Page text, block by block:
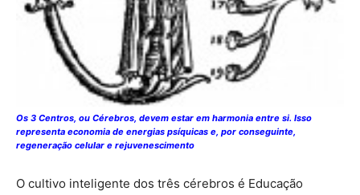
Os 3 Centros, ou Cérebros, devem estar em harmonia entre si. Isso
representa economia de energias psíquicas e, por conseguinte,
regeneração celular e rejuvenescimento
O cultivo inteligente dos três cérebros é Educação